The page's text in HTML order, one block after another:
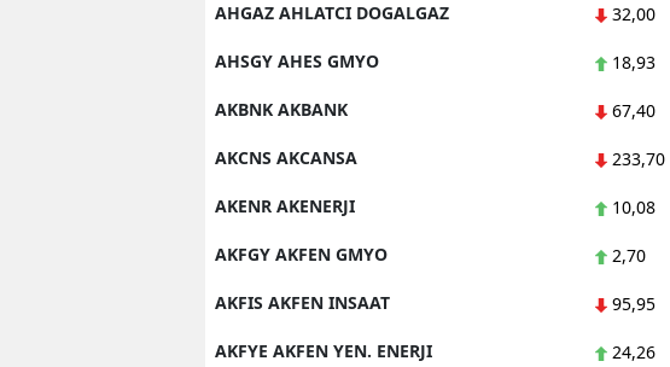
AHGAZ AHLATCI DOGALGAZ 32,00
AHSGY AHES GMYO 18,93
AKBNK AKBANK 67,40
AKCNS AKCANSA 233,70
AKENR AKENERJI 10,08
AKFGY AKFEN GMYO 2,70
AKFIS AKFEN INSAAT 95,95
AKFYE AKFEN YEN. ENERJI 24,26